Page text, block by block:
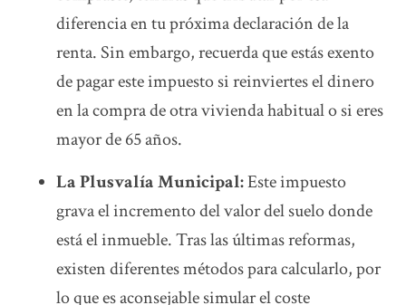
diferencia en tu próxima declaración de la
renta. Sin embargo, recuerda que estás exento
de pagar este impuesto si reinviertes el dinero
en la compra de otra vivienda habitual o si eres
mayor de 65 años.
La Plusvalía Municipal:Este impuesto
grava el incremento del valor del suelo donde
está el inmueble. Tras las últimas reformas,
existen diferentes métodos para calcularlo, por
lo que es aconsejable simular el coste